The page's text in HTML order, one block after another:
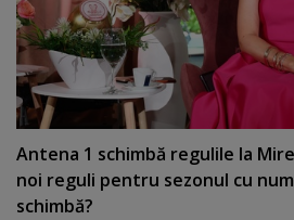
Antena 1 schimbă regulile la
noi reguli pentru sezonul cu
schimbă?